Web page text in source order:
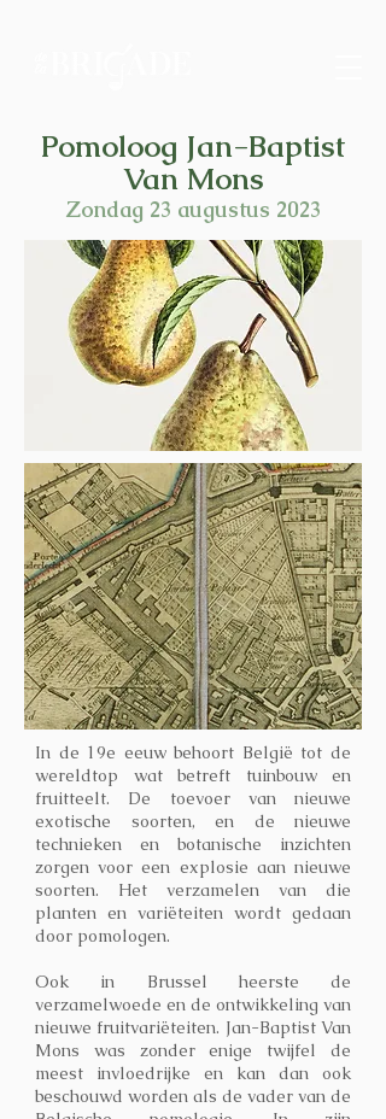
Pomoloog Jan-Baptist
Van Mons
Zondag 23 augustus 2023
In de 19e eeuw behoort België tot de
wereldtop wat betreft tuinbouw en
fruitteelt. De toevoer van nieuwe
exotische soorten, en de nieuwe
technieken en botanische inzichten
zorgen voor een explosie aan nieuwe
soorten. Het verzamelen van die
planten en variëteiten wordt gedaan
door pomologen.
Ook in Brussel heerste de
verzamelwoede en de ontwikkeling van
nieuwe fruitvariëteiten. Jan-Baptist Van
Mons was zonder enige twijfel de
meest invloedrijke en kan dan ook
beschouwd worden als de vader van de